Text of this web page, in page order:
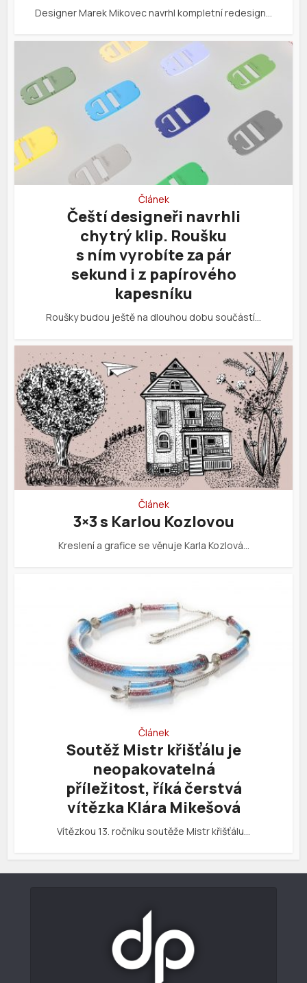
Designer Marek Mikovec navrhl kompletní redesign…
Článek
Čeští designeři navrhli
chytrý klip. Roušku
s ním vyrobíte za pár
sekund i z papírového
kapesníku
Roušky budou ještě na dlouhou dobu součástí…
Článek
3×3 s Karlou Kozlovou
Kreslení a grafice se věnuje Karla Kozlová…
Článek
Soutěž Mistr křišťálu je
neopakovatelná
příležitost, říká čerstvá
vítězka Klára Mikešová
Vítězkou 13. ročníku soutěže Mistr křišťálu…